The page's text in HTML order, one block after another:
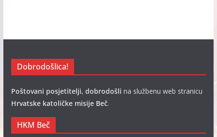
Dobrodošlica!
Poštovani posjetitelji, dobrodošli na službenu web stranicu
Hrvatske katoličke misije Beč.
HKM Beč